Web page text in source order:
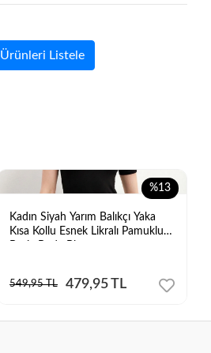
Ürünleri Listele
%13
Kadın Siyah Yarım Balıkçı Yaka
Kısa Kollu Esnek Likralı Pamuklu
549,95 TL 479,95 TL